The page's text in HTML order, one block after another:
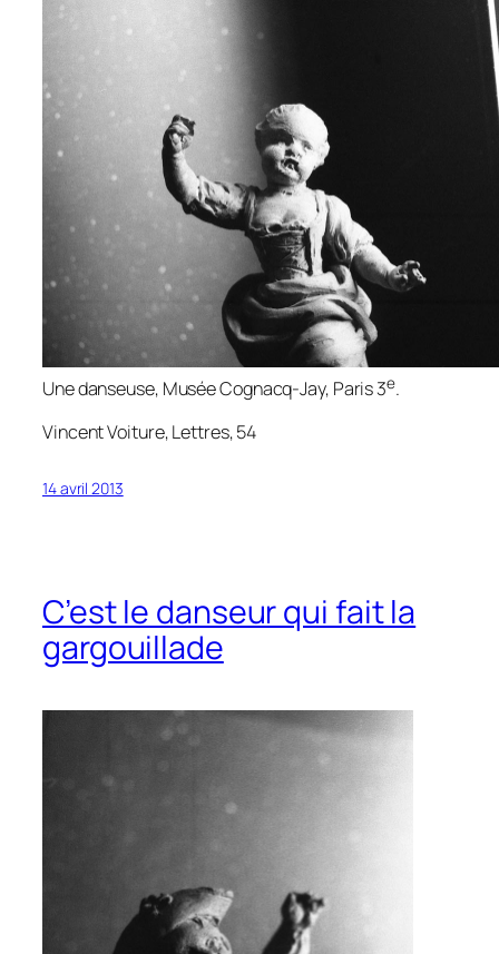
Une danseuse, Musée Cognacq-Jay, Paris 3e.
Vincent Voiture,Lettres, 54
14 avril 2013
C’est le danseur qui fait la
gargouillade